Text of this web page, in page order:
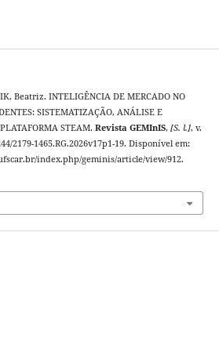
Beatriz. INTELIGÊNCIA DE MERCADO NO
SISTEMATIZAÇÃO, ANÁLISE E
STEAM. Revista GEMInIS, [S. l.], v.
2179-1465.RG.2026v17p1-19. Disponível em:
index.php/geminis/article/view/912.